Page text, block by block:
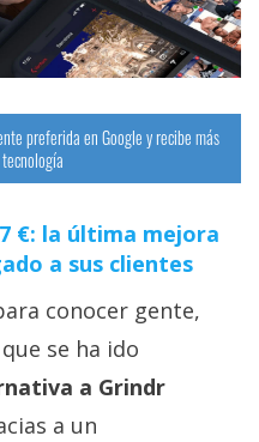
preferida en Google y recibe más
€: la última mejora
a sus clientes
conocer gente,
se ha ido
a Grindr
a un